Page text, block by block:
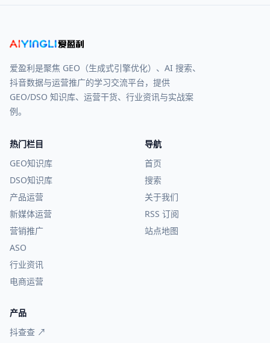
爱盈利是聚焦 GEO（生成式引擎优化）、AI 搜索、
抖音数据与运营推广的学习交流平台，提供
GEO/DSO 知识库、运营干货、行业资讯与实战案
例。
热门栏目
GEO知识库
DSO知识库
产品运营
新媒体运营
营销推广
ASO
行业资讯
电商运营
导航
首页
搜索
关于我们
RSS 订阅
站点地图
产品
抖查查 ↗